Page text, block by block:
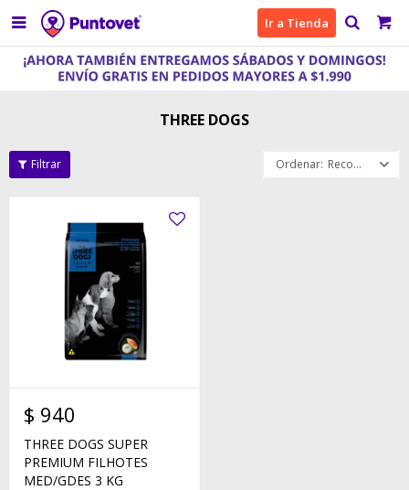
 Ir a Tienda
THREE DOGS
Recomendados
$ 940
THREE DOGS SUPER
PREMIUM FILHOTES
MED/GDES 3 KG